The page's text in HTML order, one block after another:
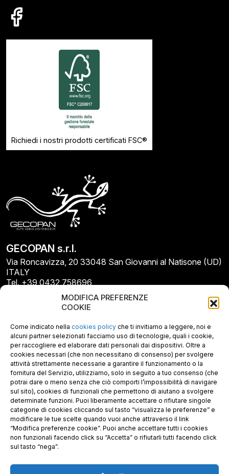
MODIFICA PREFERENZE
COOKIE
Come indicato nella cookies policy che ti invitiamo a leggere, noi e
alcuni partner selezionati facciamo uso di tecnologie, quali i cookie,
per raccogliere ed elaborare dati personali dai dispositivi. Oltre a
cookies necessari (che non necessitano di consenso) per svolgere
attività strettamente necessarie a garantire il funzionamento o la
fornitura del Servizio, utilizziamo, solo in seguito a tuo consenso (che
potrai dare o meno senza che ciò comporti l’impossibilità di navigare
sul sito), cookies di funzionali che permettono di aiutano a svolgere
determinate funzioni. Puoi liberamente accettare o rifiutare singole
categorie di cookies cliccando sul tasto “visualizza le preferenze” e
modificare le tue scelte quando vuoi anche attraverso il link
“Modifica preferenze cookie”. Puoi anche accettare tutti i cookies
non funzionali facendo click su “Accetta” o rifiutarli tutti facendo click
sul tasto “nega”.
Richiedi i nostri prodotti certificati FSC®
GECOPAN s.r.l.
Via Roncavizza, 20 33048 San Giovanni al Natisone (UD)
ITALY
Tel. +39 0432 758696
E-mail: info@gecopan.it
E-mail PEC: gecopan@pec.it
P.I. E C.F. 02487660306
N. REA UD 264834
Capitale sociale € 30.000